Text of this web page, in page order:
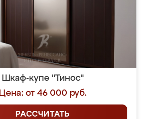
Шкаф-купе "Тинос"
Цена: от 46 000 руб.
РАССЧИТАТЬ